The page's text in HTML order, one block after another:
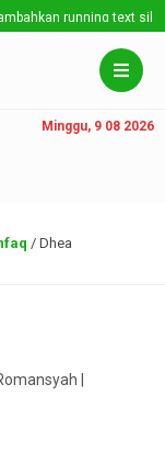
running text
Minggu, 9 08 2026
/ Dhea
|